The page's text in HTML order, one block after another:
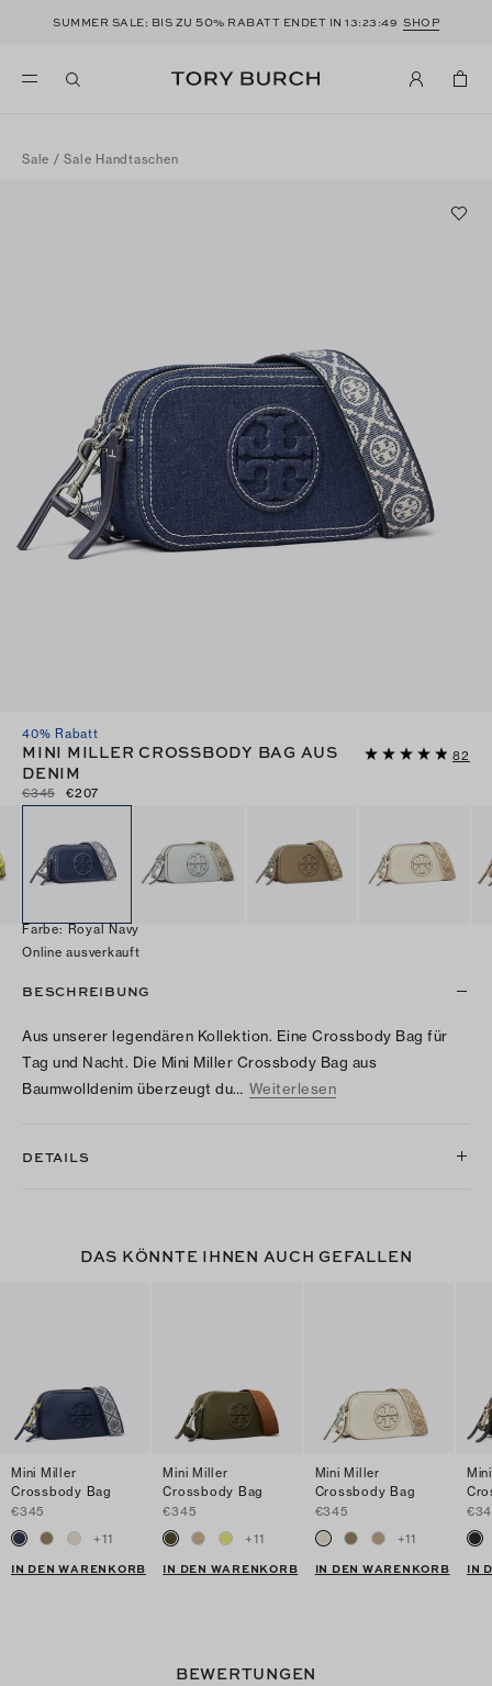
SUMMER SALE: BIS ZU 50% RABATT ENDET IN 13:23:49 SHOP
Sale /Sale Handtaschen
40% Rabatt
MINI MILLER CROSSBODY BAG AUS
DENIM
82
€345 €207
Farbe: Royal Navy
Online ausverkauft
BESCHREIBUNG
Aus unserer legendären Kollektion. Eine Crossbody Bag für
Tag und Nacht. Die Mini Miller Crossbody Bag aus
Baumwolldenim überzeugt du… Weiterlesen
DETAILS
DAS KÖNNTE IHNEN AUCH GEFALLEN
Mini Miller
Crossbody Bag
€345
+11
IN DEN WARENKORB
Mini Miller
Crossbody Bag
€345
+11
IN DEN WARENKORB
Mini Miller
Crossbody Bag
€345
+11
IN DEN WARENKORB
IN
BEWERTUNGEN